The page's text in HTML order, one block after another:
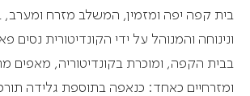
בית קפה יפה ומזמין, המשלב מזרח ומערב,
ונינוחה והמנוהל על ידי הקונדיטורית נסים
בבית הקפה, ומוכרת בקונדיטוריה, מאפים
ומזרחיים כאחד: כנאפה בתוספת גלידה